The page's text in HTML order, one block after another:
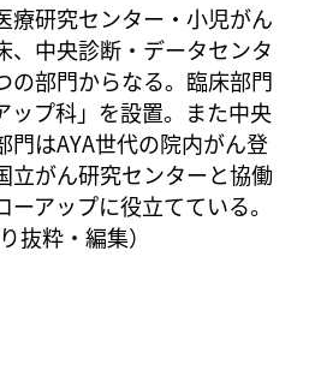
療研究センター・小児がん
、中央診断・データセンタ
の部門からなる。臨床部門
ップ科」を設置。また中央
門はAYA世代の院内がん登
立がん研究センターと協働
アップに役立てている。
抜粋・編集）